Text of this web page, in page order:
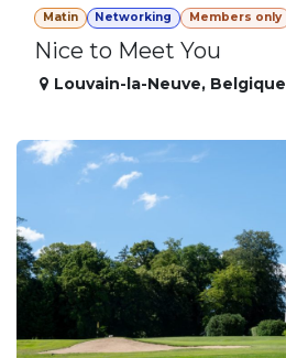
Matin Networking Members only
Nice to Meet You
Louvain-la-Neuve, Belgique